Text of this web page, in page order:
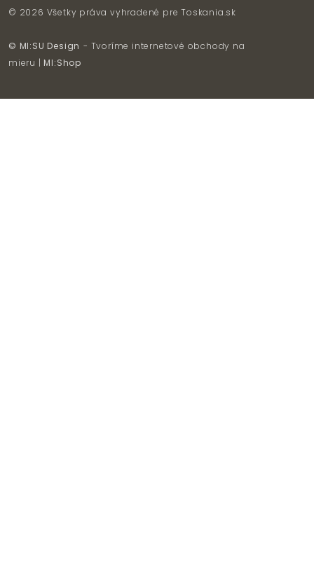
© 2026 Všetky práva vyhradené preToskania.sk
© MI:SU Design - Tvoríme internetové obchody na
mieru | MI:Shop